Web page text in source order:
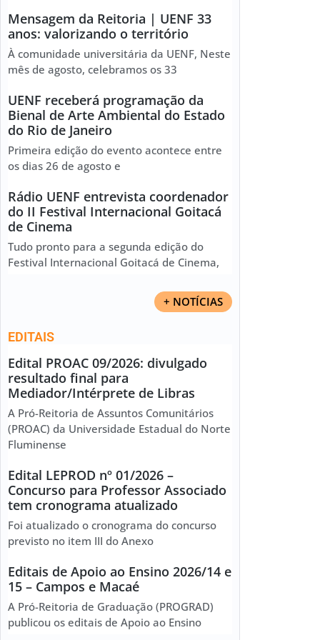
Mensagem da Reitoria | UENF 33
anos: valorizando o território
À comunidade universitária da UENF, Neste
mês de agosto, celebramos os 33
UENF receberá programação da
Bienal de Arte Ambiental do Estado
do Rio de Janeiro
Primeira edição do evento acontece entre
os dias 26 de agosto e
Rádio UENF entrevista coordenador
do II Festival Internacional Goitacá
de Cinema
Tudo pronto para a segunda edição do
Festival Internacional Goitacá de Cinema,
+ NOTÍCIAS
EDITAIS
Edital PROAC 09/2026: divulgado
resultado final para
Mediador/Intérprete de Libras
A Pró-Reitoria de Assuntos Comunitários
(PROAC) da Universidade Estadual do Norte
Fluminense
Edital LEPROD nº 01/2026 –
Concurso para Professor Associado
tem cronograma atualizado
Foi atualizado o cronograma do concurso
previsto no item III do Anexo
Editais de Apoio ao Ensino 2026/14 e
15 – Campos e Macaé
A Pró-Reitoria de Graduação (PROGRAD)
publicou os editais de Apoio ao Ensino